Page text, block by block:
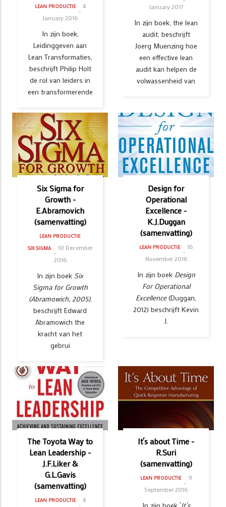
LEAN PRODUCTIE
4
January 2016
In zijn boek,
Leidinggeven aan
Lean Transformaties,
beschrijft Philip Holt
de rol van leiders in
een transformerende
January 2017
In zijn boek, the lean
audit, beschrijft
Joerg Muenzing hoe
een effective lean
audit kan helpen de
volwassenheid van
Six Sigma for
Growth -
E.Abramovich
(samenvatting)
LEAN PRODUCTIE
SIX SIGMA
10 December
2016
In zijn boek Six
Sigma for Growth
(Abramowich, 2005),
beschrijft Edward
Abramowich the
kracht van het
gebrui
Design for
Operational
Excellence -
K.J.Duggan
(samenvatting)
LEAN PRODUCTIE
16
November 2016
In zijn boek Design
For Operational
Excellence(Duggan,
2012) beschrijft Kevin
J.
The Toyota Way to
Lean Leadership -
J.F.Liker &
G.L.Gavis
(samenvatting)
LEAN PRODUCTIE 4
It´s about Time -
R.Suri
(samenvatting)
LEAN PRODUCTIE
9
September 2016